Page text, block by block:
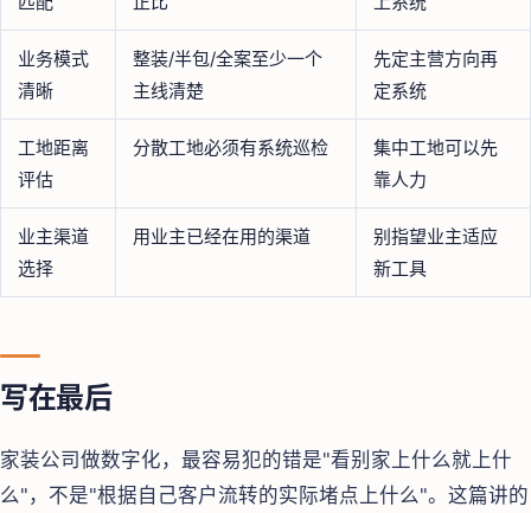
业务模式
清晰
整装/半包/全案至少一个
主线清楚
先定主营方向再
定系统
工地距离
评估
分散工地必须有系统巡检
集中工地可以先
靠人力
业主渠道
选择
用业主已经在用的渠道
别指望业主适应
新工具
写在最后
家装公司做数字化，最容易犯的错是"看别家上什么就上什
么"，不是"根据自己客户流转的实际堵点上什么"。这篇讲的